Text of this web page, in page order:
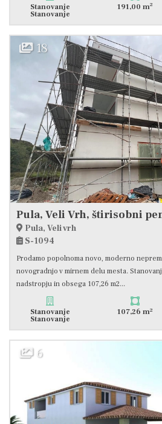
Stanovanje
Stanovanje
191,00 m2
18
Pula, Veli vrh
S-1094
Prodamo popolnoma novo, moderno
novogradnjo v mirnem delu mesta.
nadstropju in obsega 107,26 m2...
Stanovanje
Stanovanje
107,26 m2
6